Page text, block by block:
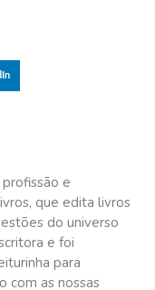
e
que edita livros
do universo
e foi
para
com as nossas